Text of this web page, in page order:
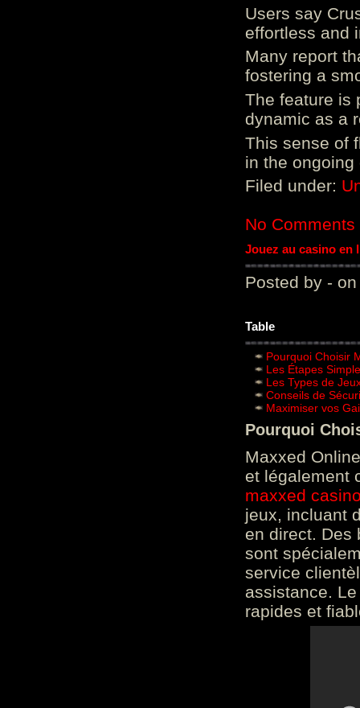
Users say
effortless and
Many report
fostering a
The feature is
dynamic as a
This sense of
in the ongoing
Filed under:
No Comments
Jouez au casino en
Posted by - on
Table
Pourquoi Choisir
Les Étapes
Les Types de
Conseils de
Maximiser vos
Pourquoi
Maxxed
et légalement
maxxed
jeux, incluant
en direct. Des
sont
service
assistance.
rapides et